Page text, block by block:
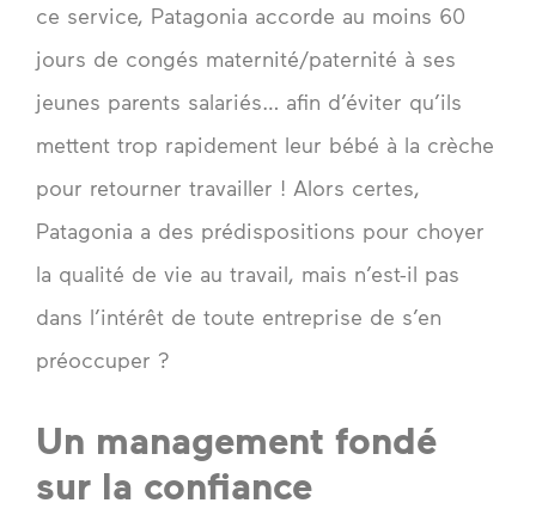
ce service, Patagonia accorde au moins 60
jours de congés maternité/paternité à ses
jeunes parents salariés… afin d’éviter qu’ils
mettent trop rapidement leur bébé à la crèche
pour retourner travailler ! Alors certes,
Patagonia a des prédispositions pour choyer
la qualité de vie au travail, mais n’est-il pas
dans l’intérêt de toute entreprise de s’en
préoccuper ?
Un management fondé
sur la confiance